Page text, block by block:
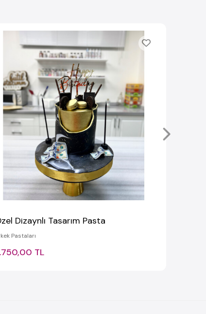
Dizaynlı Tasarım Pasta
Pastaları
TL